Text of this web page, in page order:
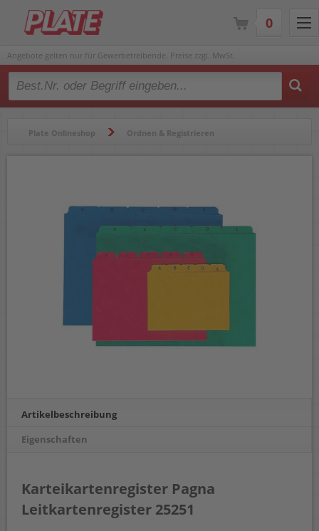
Angebote gelten nur für Gewerbetreibende. Preise zzgl. MwSt.
Type 2 or more characters for results.
Plate Onlineshop Ordnen & Registrieren
Artikelbeschreibung
Eigenschaften
Karteikartenregister Pagna
Leitkartenregister 25251
0